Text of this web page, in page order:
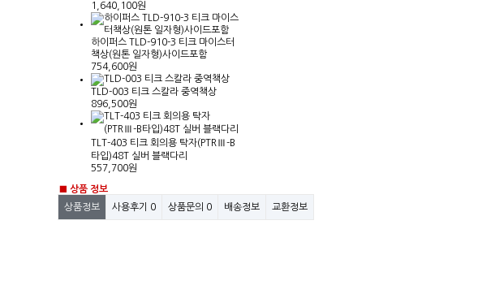
1,640,100원
하이퍼스 TLD-910-3 티크 마이스터
책상(원톤 일자형)사이드포함
754,600원
TLD-003 티크 스칼라 중역책상
896,500원
TLT-403 티크 회의용 탁자(PTRⅢ-B
타입)48T 실버 블랙다리
557,700원
■ 상품 정보
상품정보
사용후기 0 상품문의 0 배송정보 교환정보